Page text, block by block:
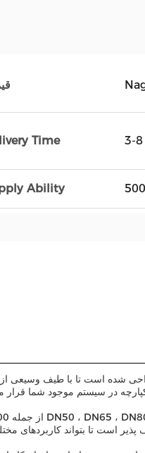
Time 3-
Ability
در سیستم موجود شما قرار